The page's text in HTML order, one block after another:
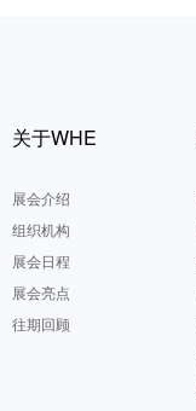
关于WHE
展会介绍
组织机构
展会日程
展会亮点
往期回顾